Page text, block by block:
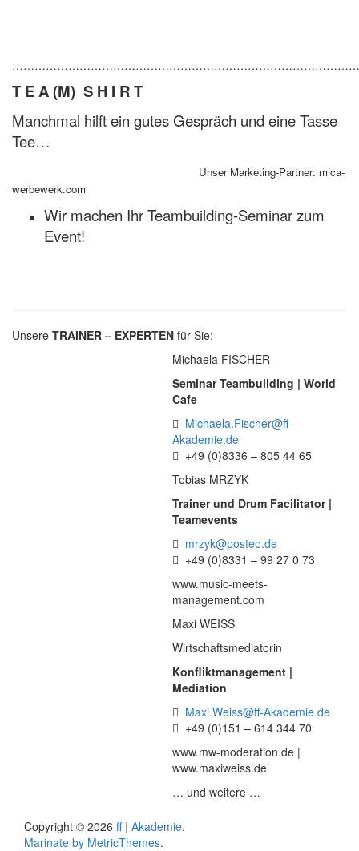
T E A (M) S H I R T
Manchmal hilft ein gutes Gespräch und eine Tasse
Tee…
Unser Marketing-Partner: mica-
werbewerk.com
Wir machen Ihr Teambuilding-Seminar zum
Event!
Unsere TRAINER – EXPERTEN für Sie:
Michaela FISCHER
Seminar Teambuilding | World
Cafe
Michaela.Fischer@ff-
Akademie.de
+49 (0)8336 – 805 44 65
Tobias MRZYK
Trainer und Drum Facilitator |
Teamevents
mrzyk@posteo.de
+49 (0)8331 – 99 27 0 73
www.music-meets-
management.com
Maxi WEISS
Wirtschaftsmediatorin
Konfliktmanagement |
Mediation
Maxi.Weiss@ff-Akademie.de
+49 (0)151 – 614 344 70
www.mw-moderation.de |
www.maxiweiss.de
… und weitere …
Copyright © 2026 ff | Akademie.
Marinate by MetricThemes.